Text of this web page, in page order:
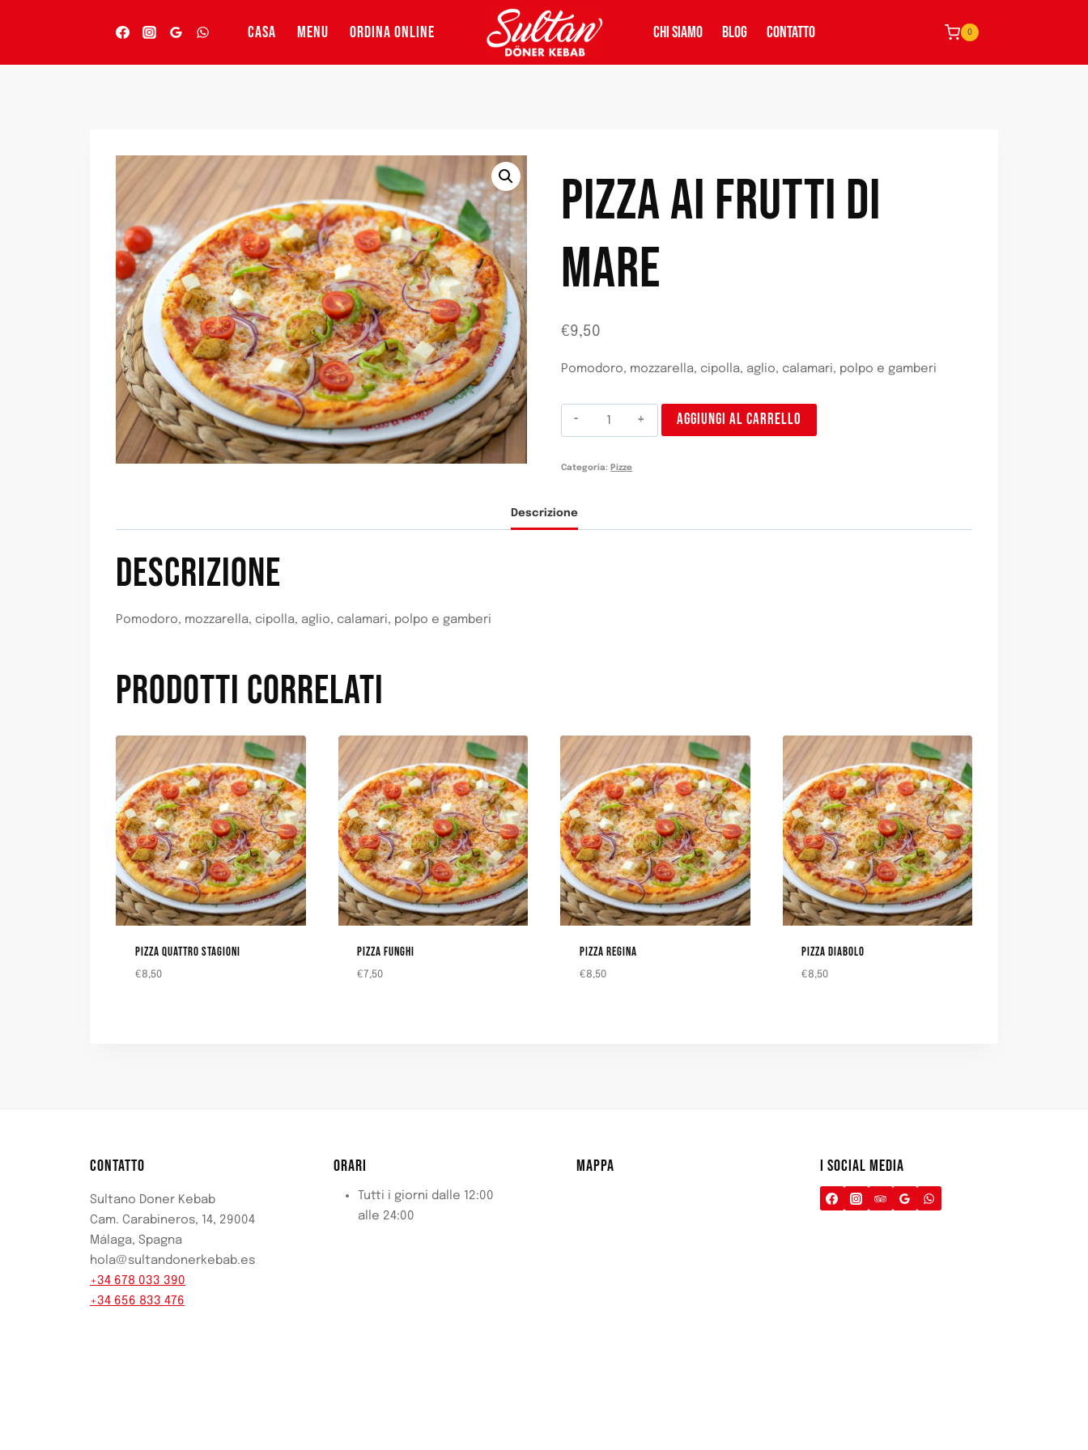
CASA MENU ORDINA ONLINE CHI SIAMO BLOG CONTATTO 0
PIZZA AI FRUTTI DI
MARE
€9,50
Pomodoro, mozzarella, cipolla, aglio, calamari, polpo e gamberi
Pizza
Frutos
Mar
AGGIUNGI AL CARRELLO
Categoria: Pizze
Descrizione
DESCRIZIONE
Pomodoro, mozzarella, cipolla, aglio, calamari, polpo e gamberi
PRODOTTI CORRELATI
PIZZA QUATTRO STAGIONI
€8,50
PIZZA FUNGHI
€7,50
PIZZA REGINA
€8,50
PIZZA DIABOLO
€8,50
CONTATTO
Sultano Doner Kebab
Cam. Carabineros, 14, 29004
Málaga, Spagna
hola@sultandonerkebab.es
+34 678 033 390
+34 656 833 476
ORARI
Tutti i giorni dalle 12:00
alle 24:00
MAPPA I SOCIAL MEDIA